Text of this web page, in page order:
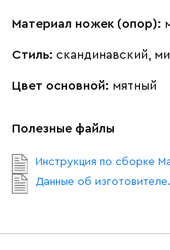
Виридис Клэй
Букле
Материал ножек (опор):
Стиль: скандинавский,
Цвет основной: мятный
Полезные файлы
Данные об